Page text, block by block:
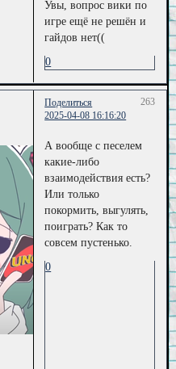
Увы, вопрос вики по
игре ещё не решён и
гайдов нет((
0
Поделиться
263
2025-04-08 16:16:20
А вообще с песелем
какие-либо
взаимодействия есть?
Или только
покормить, выгулять,
поиграть? Как то
совсем пустенько.
0